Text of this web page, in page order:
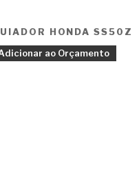
HONDA SS50Z
ao Orçamento